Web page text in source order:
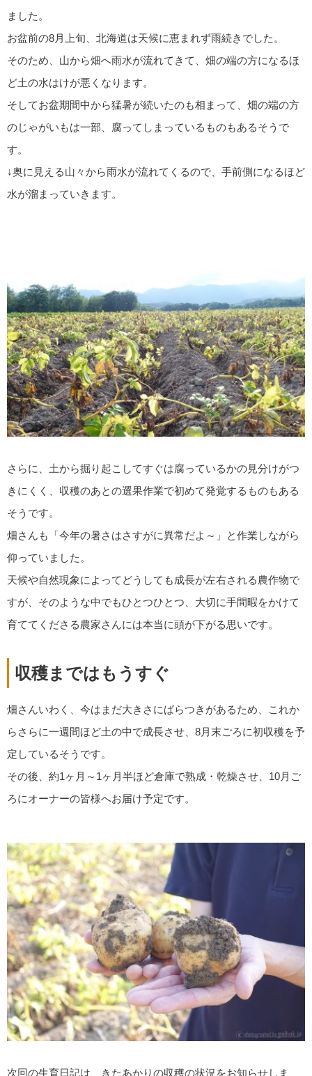
ました。
お盆前の8月上旬、北海道は天候に恵まれず雨続きでした。
そのため、山から畑へ雨水が流れてきて、畑の端の方になるほ
ど土の水はけが悪くなります。
そしてお盆期間中から猛暑が続いたのも相まって、畑の端の方
のじゃがいもは一部、腐ってしまっているものもあるそうで
す。
↓奥に見える山々から雨水が流れてくるので、手前側になるほど
水が溜まっていきます。
さらに、土から掘り起こしてすぐは腐っているかの見分けがつ
きにくく、収穫のあとの選果作業で初めて発覚するものもある
そうです。
畑さんも「今年の暑さはさすがに異常だよ～」と作業しながら
仰っていました。
天候や自然現象によってどうしても成長が左右される農作物で
すが、そのような中でもひとつひとつ、大切に手間暇をかけて
育ててくださる農家さんには本当に頭が下がる思いです。
収穫まではもうすぐ
畑さんいわく、今はまだ大きさにばらつきがあるため、これか
らさらに一週間ほど土の中で成長させ、8月末ごろに初収穫を予
定しているそうです。
その後、約1ヶ月～1ヶ月半ほど倉庫で熟成・乾燥させ、10月ご
ろにオーナーの皆様へお届け予定です。
次回の生育日記は、きたあかりの収穫の状況をお知らせしま